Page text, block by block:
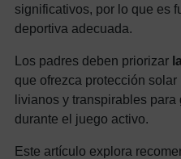
significativos, por lo que es
deportiva adecuada.
Los padres deben priorizar
que ofrezca protección
livianos y transpirables
durante el juego activo.
Este artículo explora